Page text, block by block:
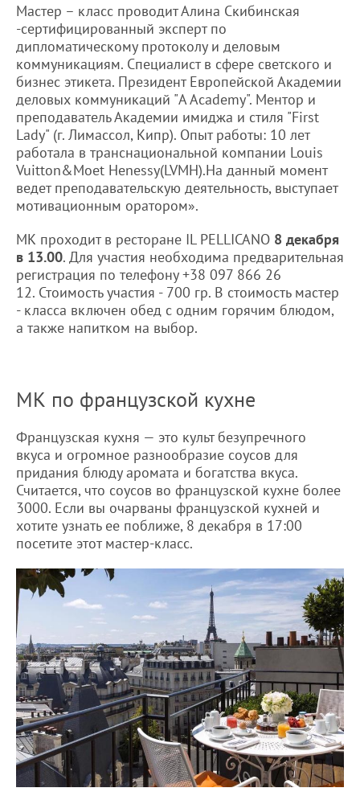
Мастер – класс проводит Алина Скибинская
-сертифицированный эксперт по
дипломатическому протоколу и деловым
коммуникациям. Специалист в сфере светского и
бизнес этикета. Президент Европейской Академии
деловых коммуникаций "A Academy". Ментор и
преподаватель Академии имиджа и стиля "First
Lady" (г. Лимассол, Кипр). Опыт работы: 10 лет
работала в транснациональной компании Louis
Vuitton&Moet Henessy(LVMH).На данный момент
ведет преподавательскую деятельность, выступает
мотивационным оратором».
МК проходит в ресторане IL PELLICANO 8 декабря
в 13.00. Для участия необходима предварительная
регистрация по телефону +38 097 866 26
12. Стоимость участия - 700 гр. В стоимость мастер
- класса включен обед с одним горячим блюдом,
а также напитком на выбор.
МК по французской кухне
Французская кухня — это культ безупречного
вкуса и огромное разнообразие соусов для
придания блюду аромата и богатства вкуса.
Считается, что соусов во французской кухне более
3000. Если вы очарваны французской кухней и
хотите узнать ее поближе, 8 декабря в 17:00
посетите этот мастер-класс.